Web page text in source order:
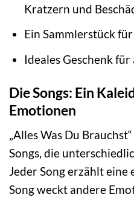
Kratzern und
Ein Sammlerstück
Ideales Geschenk
Die Songs: Ein
Emotionen
„Alles Was Du
Songs, die
Jeder Song erzählt eine
Song weckt andere